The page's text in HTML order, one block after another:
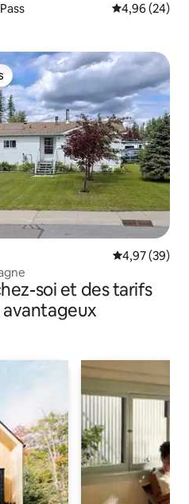
Évaluation
4,96 (24)
plus appréciés
Évaluation
4,97 (39)
soi et des tarifs